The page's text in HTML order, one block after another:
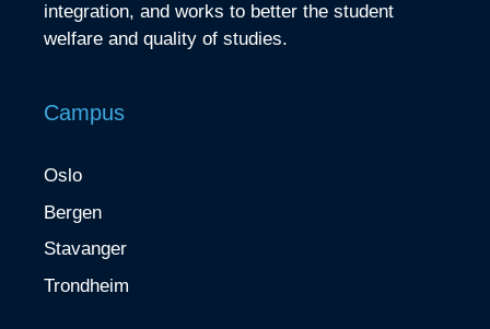
integration, and works to better the student
welfare and quality of studies.
Campus
Oslo
Bergen
Stavanger
Trondheim